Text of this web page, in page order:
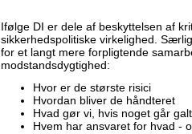
Ifølge DI er dele af beskyttelsen af
sikkerhedspolitiske virkelighed.
for et langt mere forpligtende
modstandsdygtighed:
Hvor er de største risici
Hvordan bliver de håndteret
Hvad gør vi, hvis noget går galt
Hvem har ansvaret for hvad -